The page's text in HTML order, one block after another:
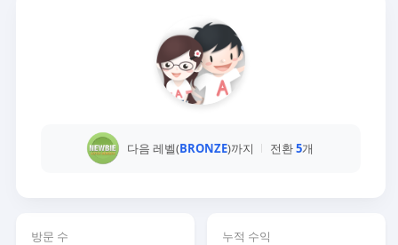
다음 레벨(BRONZE)까지 전환5개
방문 수 누적 수익